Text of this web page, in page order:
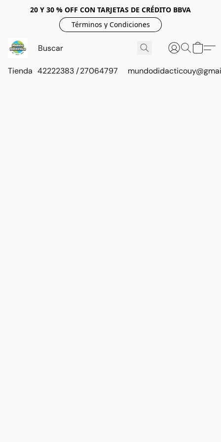
20 Y 30 % OFF CON TARJETAS DE CRÉDITO BBVA
Términos y Condiciones
Tienda 42222383 / 27064797